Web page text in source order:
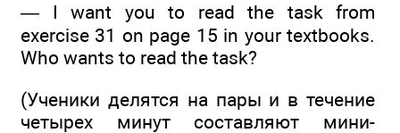
— I want you to read the task from
exercise 31 on page 15 in your textbooks.
Who wants to read the task?
(Ученики делятся на пары и в течение
четырех минут составляют мини-